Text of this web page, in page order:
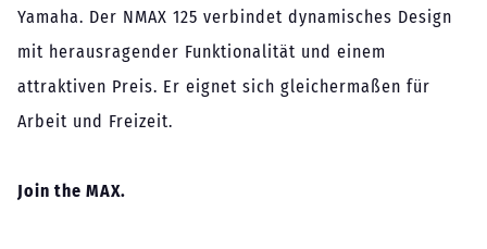
Yamaha. Der NMAX 125 verbindet dynamisches Design
mit herausragender Funktionalität und einem
attraktiven Preis. Er eignet sich gleichermaßen für
Arbeit und Freizeit.
Join the MAX.